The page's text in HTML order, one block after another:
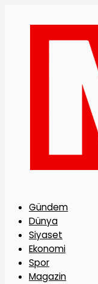
Gündem
Dünya
Siyaset
Ekonomi
Spor
Magazin